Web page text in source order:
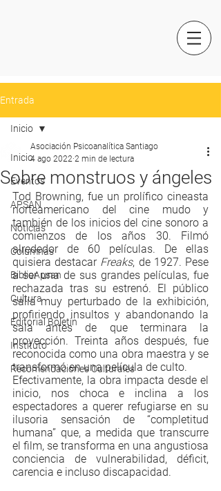
Entrada
Inicio
Eventos
APSAN
Noticias
Columnas
BiblioApsan
Cultura
Editorial Boletín
Instituto
Recomendaciones Culturales
Inicio
Sobre monstruos y ángeles
Asociación Psicoanalítica Santiago
4 ago 2022 2 min de lectura
Tod Browning, fue un prolífico cineasta
norteamericano del cine mudo y
también de los inicios del cine sonoro a
comienzos de los años 30. Filmó
alrededor de 60 películas. De ellas
quisiera destacar Freaks, de 1927. Pese
a ser una de sus grandes películas, fue
rechazada tras su estrenó. El público
salía muy perturbado de la exhibición,
profiriendo insultos y abandonando la
sala antes de que terminara la
proyección. Treinta años después, fue
reconocida como una obra maestra y se
transformó en una película de culto.
Efectivamente, la obra impacta desde el
inicio, nos choca e inclina a los
espectadores a querer refugiarse en su
ilusoria sensación de “completitud
humana” que, a medida que transcurre
el film, se transforma en una angustiosa
conciencia de vulnerabilidad, déficit,
carencia e incluso discapacidad.